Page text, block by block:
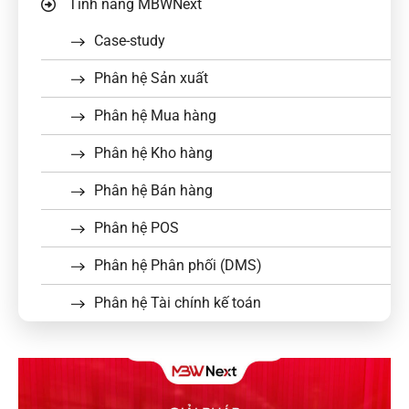
Tính năng MBWNext
Case-study
Phân hệ Sản xuất
Phân hệ Mua hàng
Phân hệ Kho hàng
Phân hệ Bán hàng
Phân hệ POS
Phân hệ Phân phối (DMS)
Phân hệ Tài chính kế toán